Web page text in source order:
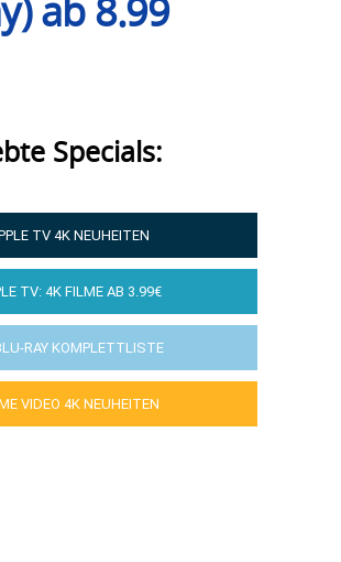
ab 8.99
Specials:
TV 4K NEUHEITEN
TV: 4K FILME AB 3.99€
RAY KOMPLETTLISTE
VIDEO 4K NEUHEITEN